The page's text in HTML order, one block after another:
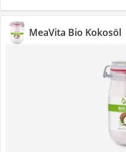
MeaVita Bio Kokosöl